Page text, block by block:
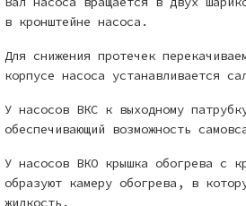
в кронштейне насоса.
Для снижения протечек
корпусе насоса устанавливается
У насосов ВКС к выходному
обеспечивающий возможность
У насосов ВКО крышка обогрева с
образуют камеру обогрева, в
жидкость.